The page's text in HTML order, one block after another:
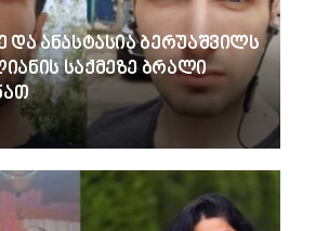
და ანასტასია ბერუაშვილს
საქმეზე ბრალი